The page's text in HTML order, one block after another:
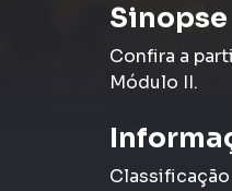
Sinopse
Confira a
Módulo II.